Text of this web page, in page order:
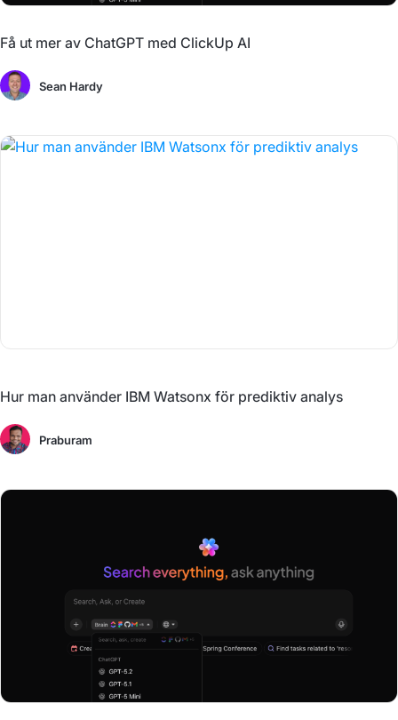
Få ut mer av ChatGPT med ClickUp AI
Sean Hardy
Hur man använder IBM Watsonx för prediktiv analys
Praburam